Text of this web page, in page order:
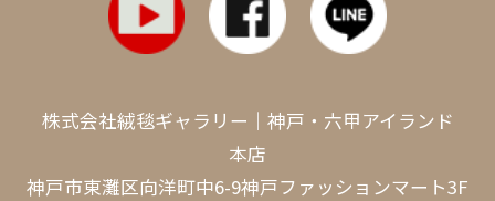
株式会社絨毯ギャラリー｜神戸・六甲アイランド
本店
神戸市東灘区向洋町中6-9神戸ファッションマート3F